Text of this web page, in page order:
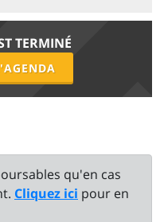
TERMINÉ
qu'en cas
Cliquez ici pour en